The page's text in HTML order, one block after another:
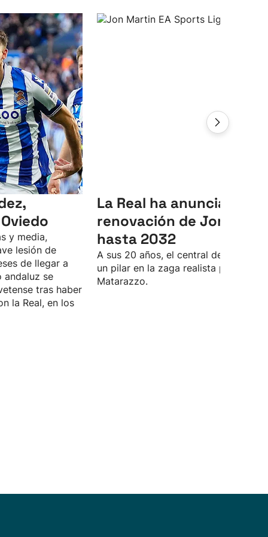
y media,
lesión de
de llegar a
andaluz se
tras haber
la Real, en los
La Real ha anunciado la
renovación de Jon
hasta 2032
A sus 20 años, el central de Lasarte
un pilar en la zaga realista para Rino
Matarazzo.